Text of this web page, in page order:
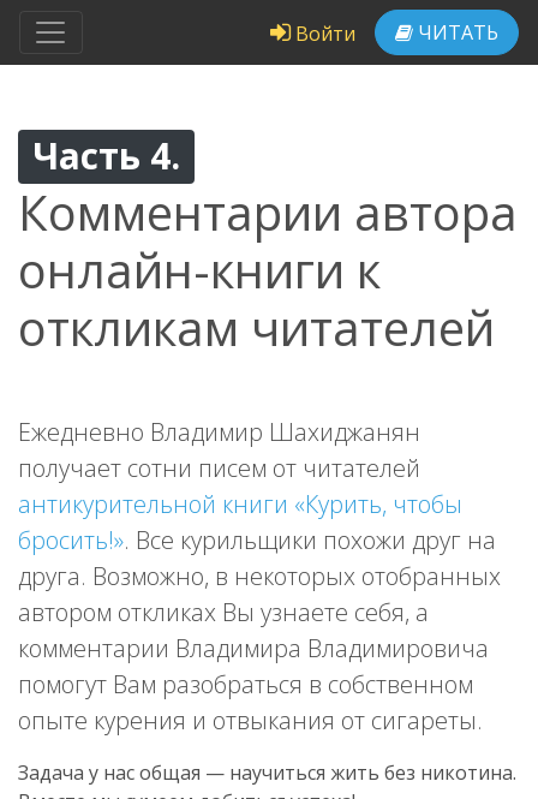
Войти ЧИТАТЬ
Часть 4.
Комментарии автора
онлайн-книги к
откликам читателей
Ежедневно Владимир Шахиджанян
получает сотни писем от читателей
антикурительной книги «Курить, чтобы
бросить!». Все курильщики похожи друг на
друга. Возможно, в некоторых отобранных
автором откликах Вы узнаете себя, а
комментарии Владимира Владимировича
помогут Вам разобраться в собственном
опыте курения и отвыкания от сигареты.
Задача у нас общая — научиться жить без никотина.